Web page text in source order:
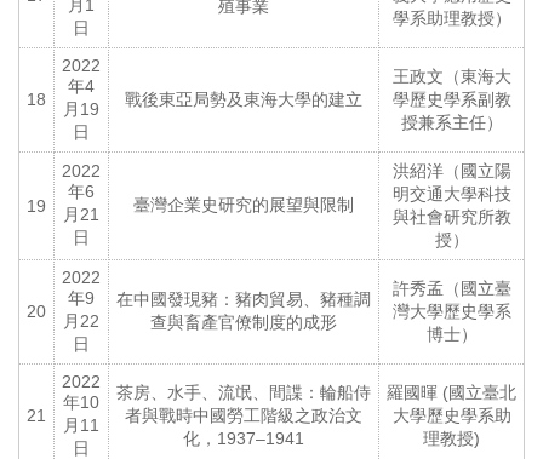
月1
日
殖事業
學系助理教授）
18
2022
年4
月19
日
戰後東亞局勢及東海大學的建立
王政文（東海大
學歷史學系副教
授兼系主任）
19
2022
年6
月21
日
臺灣企業史研究的展望與限制
洪紹洋（國立陽
明交通大學科技
與社會研究所教
授）
20
2022
年9
月22
日
在中國發現豬：豬肉貿易、豬種調
查與畜產官僚制度的成形
許秀孟（國立臺
灣大學歷史學系
博士）
21
2022
年10
月11
日
茶房、水手、流氓、間諜：輪船侍
者與戰時中國勞工階級之政治文
化，1937–1941
羅國暉 (國立臺北
大學歷史學系助
理教授)